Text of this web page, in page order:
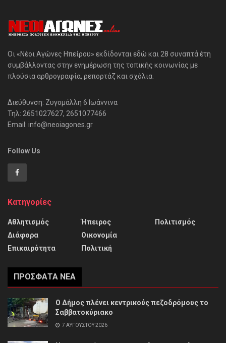
Οι «Νέοι Αγώνες Ηπείρου» εκδίδονται εδώ και 28 συναπτά έτη
συμβάλλοντας στην ενημέρωση της τοπικής κοινωνίας με
πλούσια αρθρογραφία, ρεπορτάζ και σχόλια.
Διεύθυνση: Ζυγομάλλη 6 Ιωάννινα
Τηλ: 2651027627, 2651077466
Email: info@neoiagones.gr
Follow Us
Κατηγορίες
Αθλητισμός
Διάφορα
Επικαιρότητα
Ήπειρος
Οικονομία
Πολιτική
Πολιτισμός
ΠΡΌΣΦΑΤΑ ΝΈΑ
Ο Δήμος πλένει κεντρικούς πεζοδρόμους το
Σαββατοκύριακο
7 ΑΥΓΟΎΣΤΟΥ 2026